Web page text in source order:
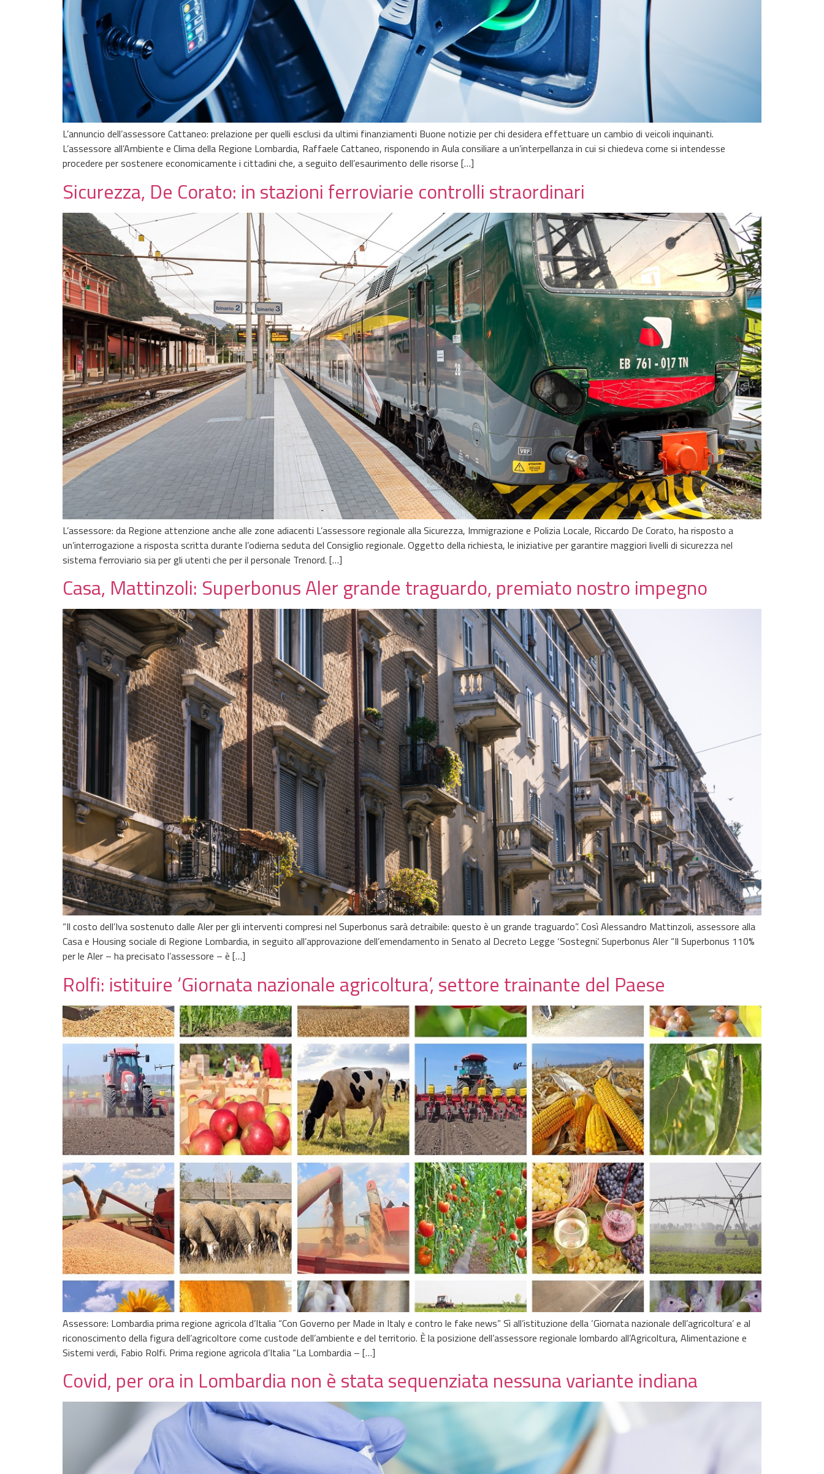
L’annuncio dell’assessore Cattaneo: prelazione per quelli esclusi da ultimi finanziamenti Buone notizie per chi desidera effettuare un cambio di veicoli inquinanti.
L’assessore all’Ambiente e Clima della Regione Lombardia, Raffaele Cattaneo, risponendo in Aula consiliare a un’interpellanza in cui si chiedeva come si intendesse
procedere per sostenere economicamente i cittadini che, a seguito dell’esaurimento delle risorse […]
Sicurezza, De Corato: in stazioni ferroviarie controlli straordinari
L’assessore: da Regione attenzione anche alle zone adiacenti L’assessore regionale alla Sicurezza, Immigrazione e Polizia Locale, Riccardo De Corato, ha risposto a
un’interrogazione a risposta scritta durante l’odierna seduta del Consiglio regionale. Oggetto della richiesta, le iniziative per garantire maggiori livelli di sicurezza nel
sistema ferroviario sia per gli utenti che per il personale Trenord. […]
Casa, Mattinzoli: Superbonus Aler grande traguardo, premiato nostro impegno
“Il costo dell’Iva sostenuto dalle Aler per gli interventi compresi nel Superbonus sarà detraibile: questo è un grande traguardo”. Così Alessandro Mattinzoli, assessore alla
Casa e Housing sociale di Regione Lombardia, in seguito all’approvazione dell’emendamento in Senato al Decreto Legge ‘Sostegni’. Superbonus Aler “Il Superbonus 110%
per le Aler – ha precisato l’assessore – è […]
Rolfi: istituire ‘Giornata nazionale agricoltura’, settore trainante del Paese
Assessore: Lombardia prima regione agricola d’Italia “Con Governo per Made in Italy e contro le fake news” Sì all’istituzione della ‘Giornata nazionale dell’agricoltura’ e al
riconoscimento della figura dell’agricoltore come custode dell’ambiente e del territorio. È la posizione dell’assessore regionale lombardo all’Agricoltura, Alimentazione e
Sistemi verdi, Fabio Rolfi. Prima regione agricola d’Italia “La Lombardia – […]
Covid, per ora in Lombardia non è stata sequenziata nessuna variante indiana